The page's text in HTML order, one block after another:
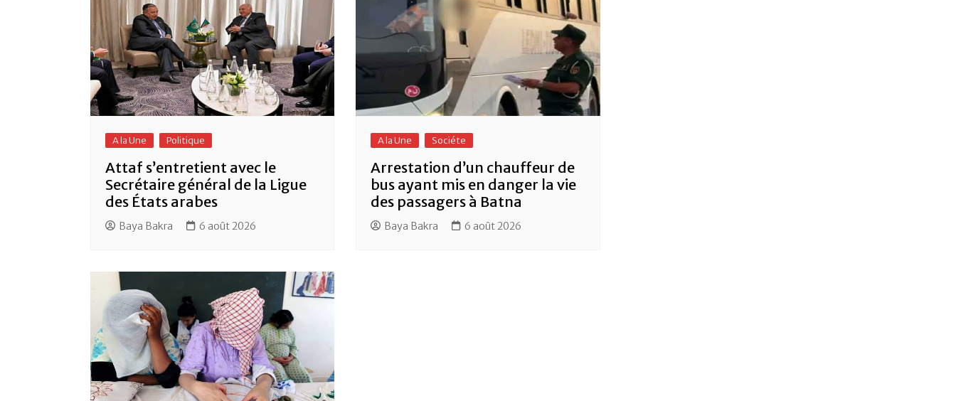
A la Une Politique
Attaf s’entretient avec le
Secrétaire général de la Ligue
des États arabes
Baya Bakra 6 août 2026
A la Une Sociéte
Arrestation d’un chauffeur de
bus ayant mis en danger la vie
des passagers à Batna
Baya Bakra 6 août 2026